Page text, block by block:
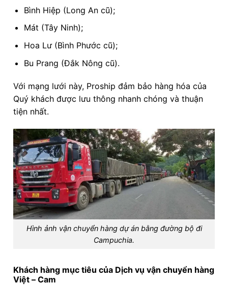
Bình Hiệp (Long An cũ);
Mát (Tây Ninh);
Hoa Lư (Bình Phước cũ);
Bu Prang (Đắk Nông cũ).
Với mạng lưới này, Proship đảm bảo hàng hóa của
Quý khách được lưu thông nhanh chóng và thuận
tiện nhất.
Hình ảnh vận chuyển hàng dự án bằng đường bộ đi
Campuchia.
Khách hàng mục tiêu của Dịch vụ vận chuyển hàng
Việt – Cam